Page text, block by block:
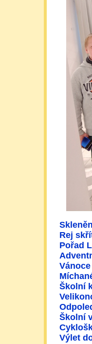
Rej
Pořad
Školní
Školní
Výlet